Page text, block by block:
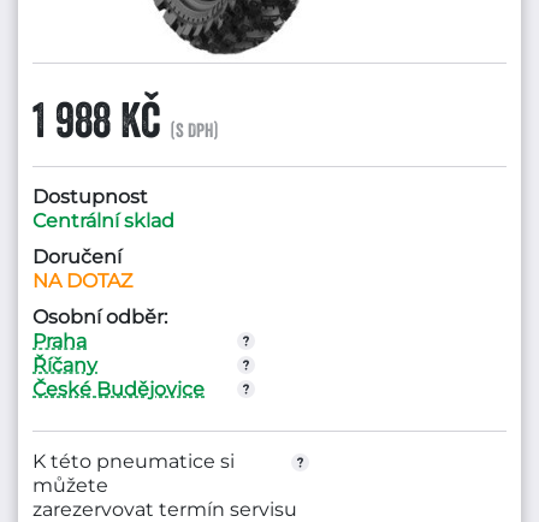
1 988 Kč (s DPH)
Dostupnost
Centrální sklad
Doručení
NA DOTAZ
Osobní odběr:
Praha
Říčany
České Budějovice
K této pneumatice si
můžete
zarezervovat termín servisu